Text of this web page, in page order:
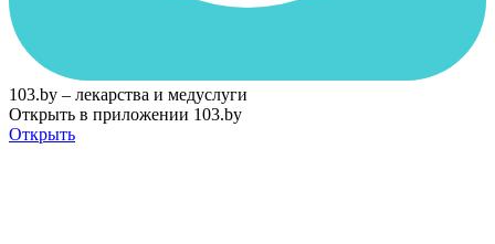
103.by – лекарства и медуслуги
Открыть в приложении 103.by
Открыть